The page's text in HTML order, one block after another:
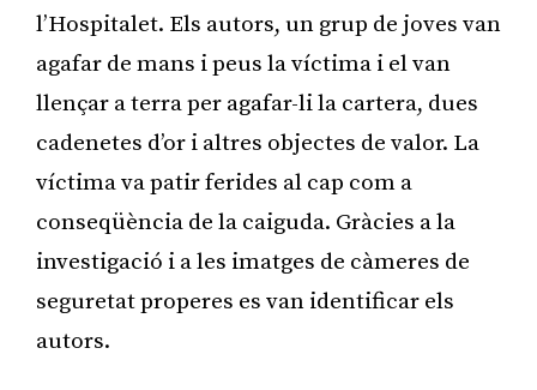
l’Hospitalet. Els autors, un grup de joves van
agafar de mans i peus la víctima i el van
llençar a terra per agafar-li la cartera, dues
cadenetes d’or i altres objectes de valor. La
víctima va patir ferides al cap com a
conseqüència de la caiguda. Gràcies a la
investigació i a les imatges de càmeres de
seguretat properes es van identificar els
autors.